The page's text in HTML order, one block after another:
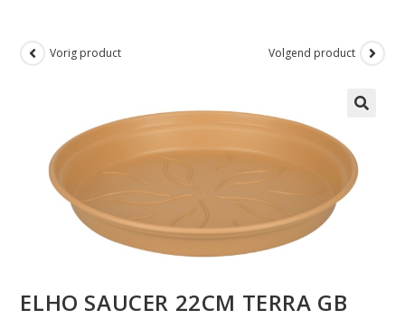
Vorig product Volgend product
ELHO SAUCER 22CM TERRA GB